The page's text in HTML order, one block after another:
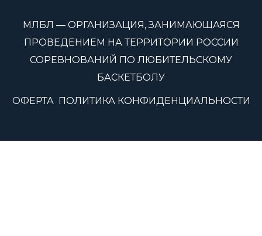
МЛБЛ — ОРГАНИЗАЦИЯ, ЗАНИМАЮЩАЯСЯ
ПРОВЕДЕНИЕМ НА ТЕРРИТОРИИ РОССИИ
СОРЕВНОВАНИЙ ПО ЛЮБИТЕЛЬСКОМУ
БАСКЕТБОЛУ
ОФЕРТА ПОЛИТИКА КОНФИДЕНЦИАЛЬНОСТИ